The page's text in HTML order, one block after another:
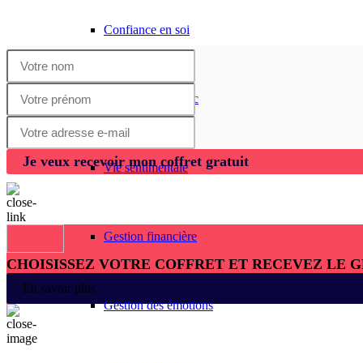
Confiance en soi
Gestion de l’échec
Vie sentimentale
Gestion financière
Gestion des émotions
Je veux recevoir mon coffret gratuit
CHOISISSEZ VOTRE COFFRET ET RECEVEZ LE
En savoir plus